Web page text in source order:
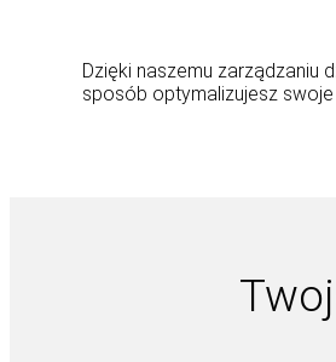
Dzięki naszemu zarządzaniu
sposób optymalizujesz